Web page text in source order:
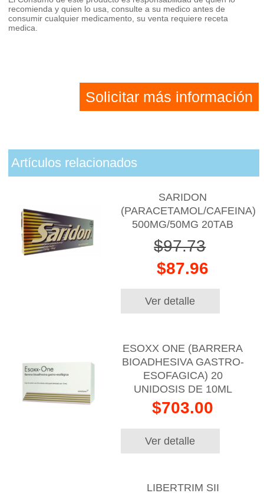
recomienda y quien lo usa, consulte a su medico antes de
consumir cualquier medicamento, su venta requiere receta
medica.
Solicitar más información
Artículos relacionados
SARIDON
(PARACETAMOL/CAFEINA)
500MG/50MG 20TAB
$97.73
$87.96
Ver detalle
ESOXX ONE (BARRERA
BIOADHESIVA GASTRO-
ESOFAGICA) 20
UNIDOSIS DE 10ML
$703.00
Ver detalle
LIBERTRIM SII